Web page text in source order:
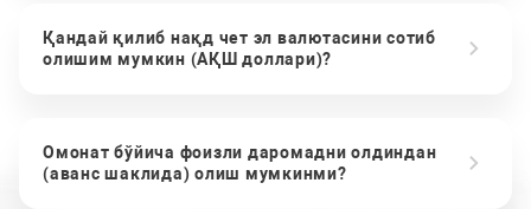
Қандай қилиб нақд чет эл валютасини сотиб
олишим мумкин (АҚШ доллари)?
Омонат бўйича фоизли даромадни олдиндан
(аванс шаклида) олиш мумкинми?